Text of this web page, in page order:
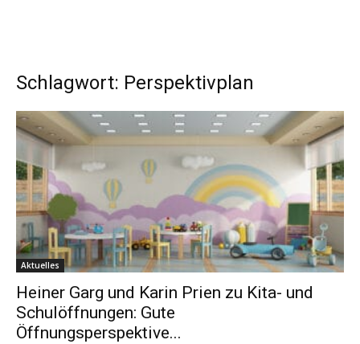
Schlagwort: Perspektivplan
Aktuelles
Heiner Garg und Karin Prien zu Kita- und
Schulöffnungen: Gute
Öffnungsperspektive...